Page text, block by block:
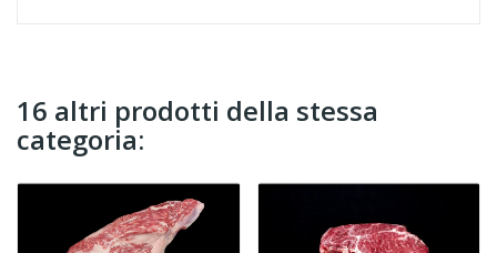
16 altri prodotti della stessa
categoria: